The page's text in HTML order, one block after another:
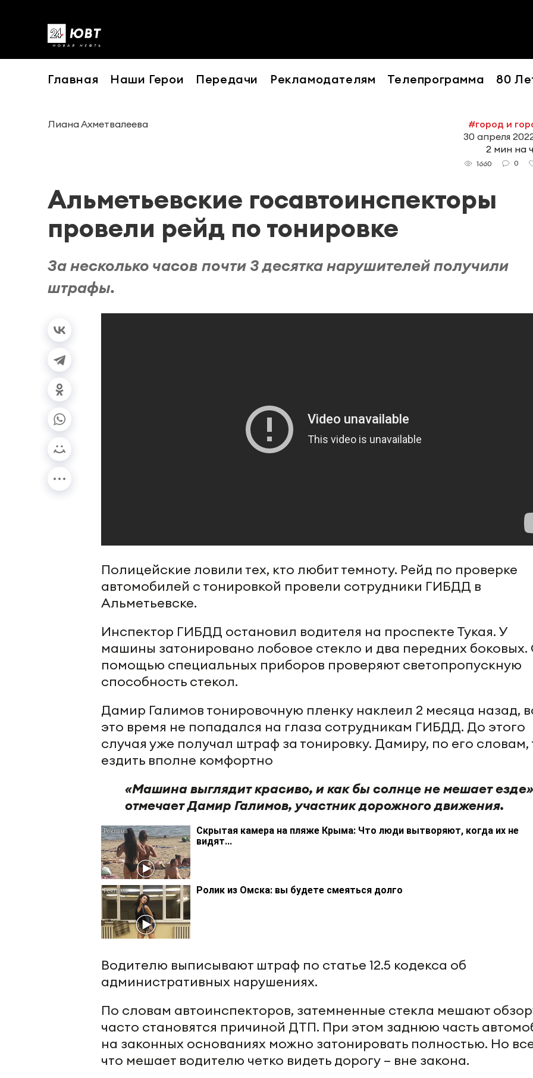
Главная Наши Герои Передачи Рекламодателям Телепрограмма 80
Лиана Ахметвалеева
#город и
30 апреля
2 мин на
1660 0
Альметьевские госавтоинспекторы
провели рейд по тонировке
За несколько часов почти 3 десятка нарушителей получили
штрафы.
Полицейские ловили тех, кто любит темноту. Рейд по проверке
автомобилей с тонировкой провели сотрудники ГИБДД в
Альметьевске.
Инспектор ГИБДД остановил водителя на проспекте Тукая. У
машины затонировано лобовое стекло и два передних боковых.
помощью специальных приборов проверяют светопропускную
способность стекол.
Дамир Галимов тонировочную пленку наклеил 2 месяца назад,
это время не попадался на глаза сотрудникам ГИБДД. До этого
случая уже получал штраф за тонировку. Дамиру, по его словам,
ездить вполне комфортно
«Машина выглядит красиво, и как бы солнце не мешает
отмечает Дамир Галимов, участник дорожного движения.
Скрытая камера на пляже Крыма: Что люди вытворяют, когда их не
видят...
Ролик из Омска: вы будете смеяться долго
Водителю выписывают штраф по статье 12.5 кодекса об
административных нарушениях.
По словам автоинспекторов, затемненные стекла мешают
часто становятся причиной ДТП. При этом заднюю часть
на законных основаниях можно затонировать полностью. Но
что мешает водителю четко видеть дорогу – вне закона.